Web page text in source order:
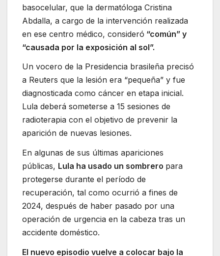
basocelular, que la dermatóloga Cristina
Abdalla, a cargo de la intervención realizada
en ese centro médico, consideró “común” y
“causada por la exposición al sol”.
Un vocero de la Presidencia brasileña precisó
a Reuters que la lesión era “pequeña” y fue
diagnosticada como cáncer en etapa inicial.
Lula deberá someterse a 15 sesiones de
radioterapia con el objetivo de prevenir la
aparición de nuevas lesiones.
En algunas de sus últimas apariciones
públicas, Lula ha usado un sombrero para
protegerse durante el período de
recuperación, tal como ocurrió a fines de
2024, después de haber pasado por una
operación de urgencia en la cabeza tras un
accidente doméstico.
El nuevo episodio vuelve a colocar bajo la